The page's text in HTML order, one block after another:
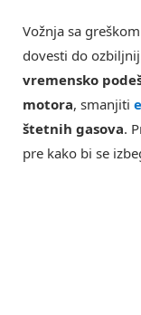
Vožnja sa greškom
dovesti do
vremensko
motora, smanjiti
štetnih gasova.
pre kako bi se